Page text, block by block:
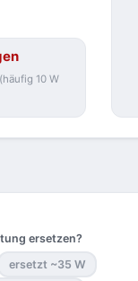
10 W
ersetzen?
ersetzt ~35 W